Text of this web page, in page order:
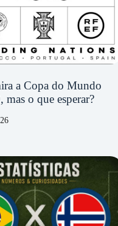
a Copa do Mundo
mas o que esperar?